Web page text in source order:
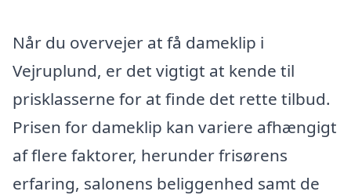
Når du overvejer at få dameklip i
Vejruplund, er det vigtigt at kende til
prisklasserne for at finde det rette tilbud.
Prisen for dameklip kan variere afhængigt
af flere faktorer, herunder frisørens
erfaring, salonens beliggenhed samt de